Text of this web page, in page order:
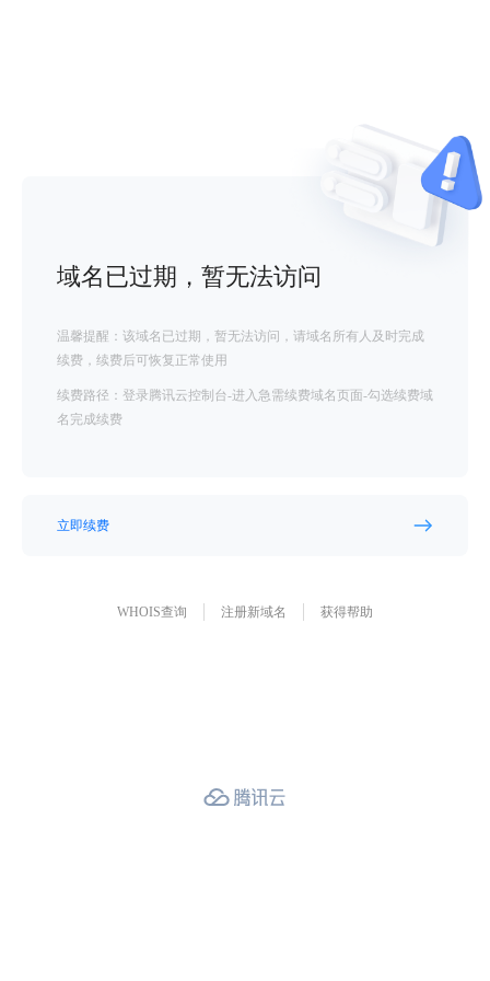
域名已过期，暂无法访问
温馨提醒：该域名已过期，暂无法访问，请域名所有人及时完成
续费，续费后可恢复正常使用
续费路径：登录腾讯云控制台-进入急需续费域名页面-勾选续费域
名完成续费
立即续费
WHOIS查询 注册新域名 获得帮助